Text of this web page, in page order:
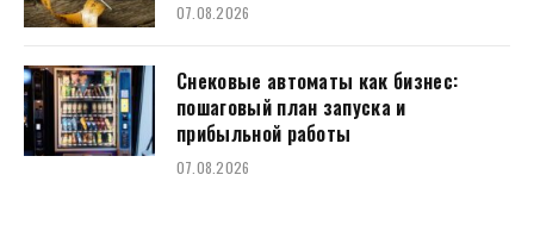
07.08.2026
Снековые автоматы как бизнес:
пошаговый план запуска и
прибыльной работы
07.08.2026